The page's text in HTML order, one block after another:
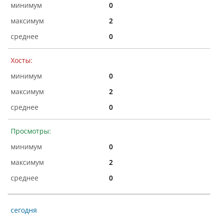
0
2
0
Хосты:
0
2
0
Просмотры:
0
2
0
сегодня